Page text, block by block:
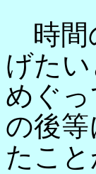
時間
げた
めぐ
の後
たこ